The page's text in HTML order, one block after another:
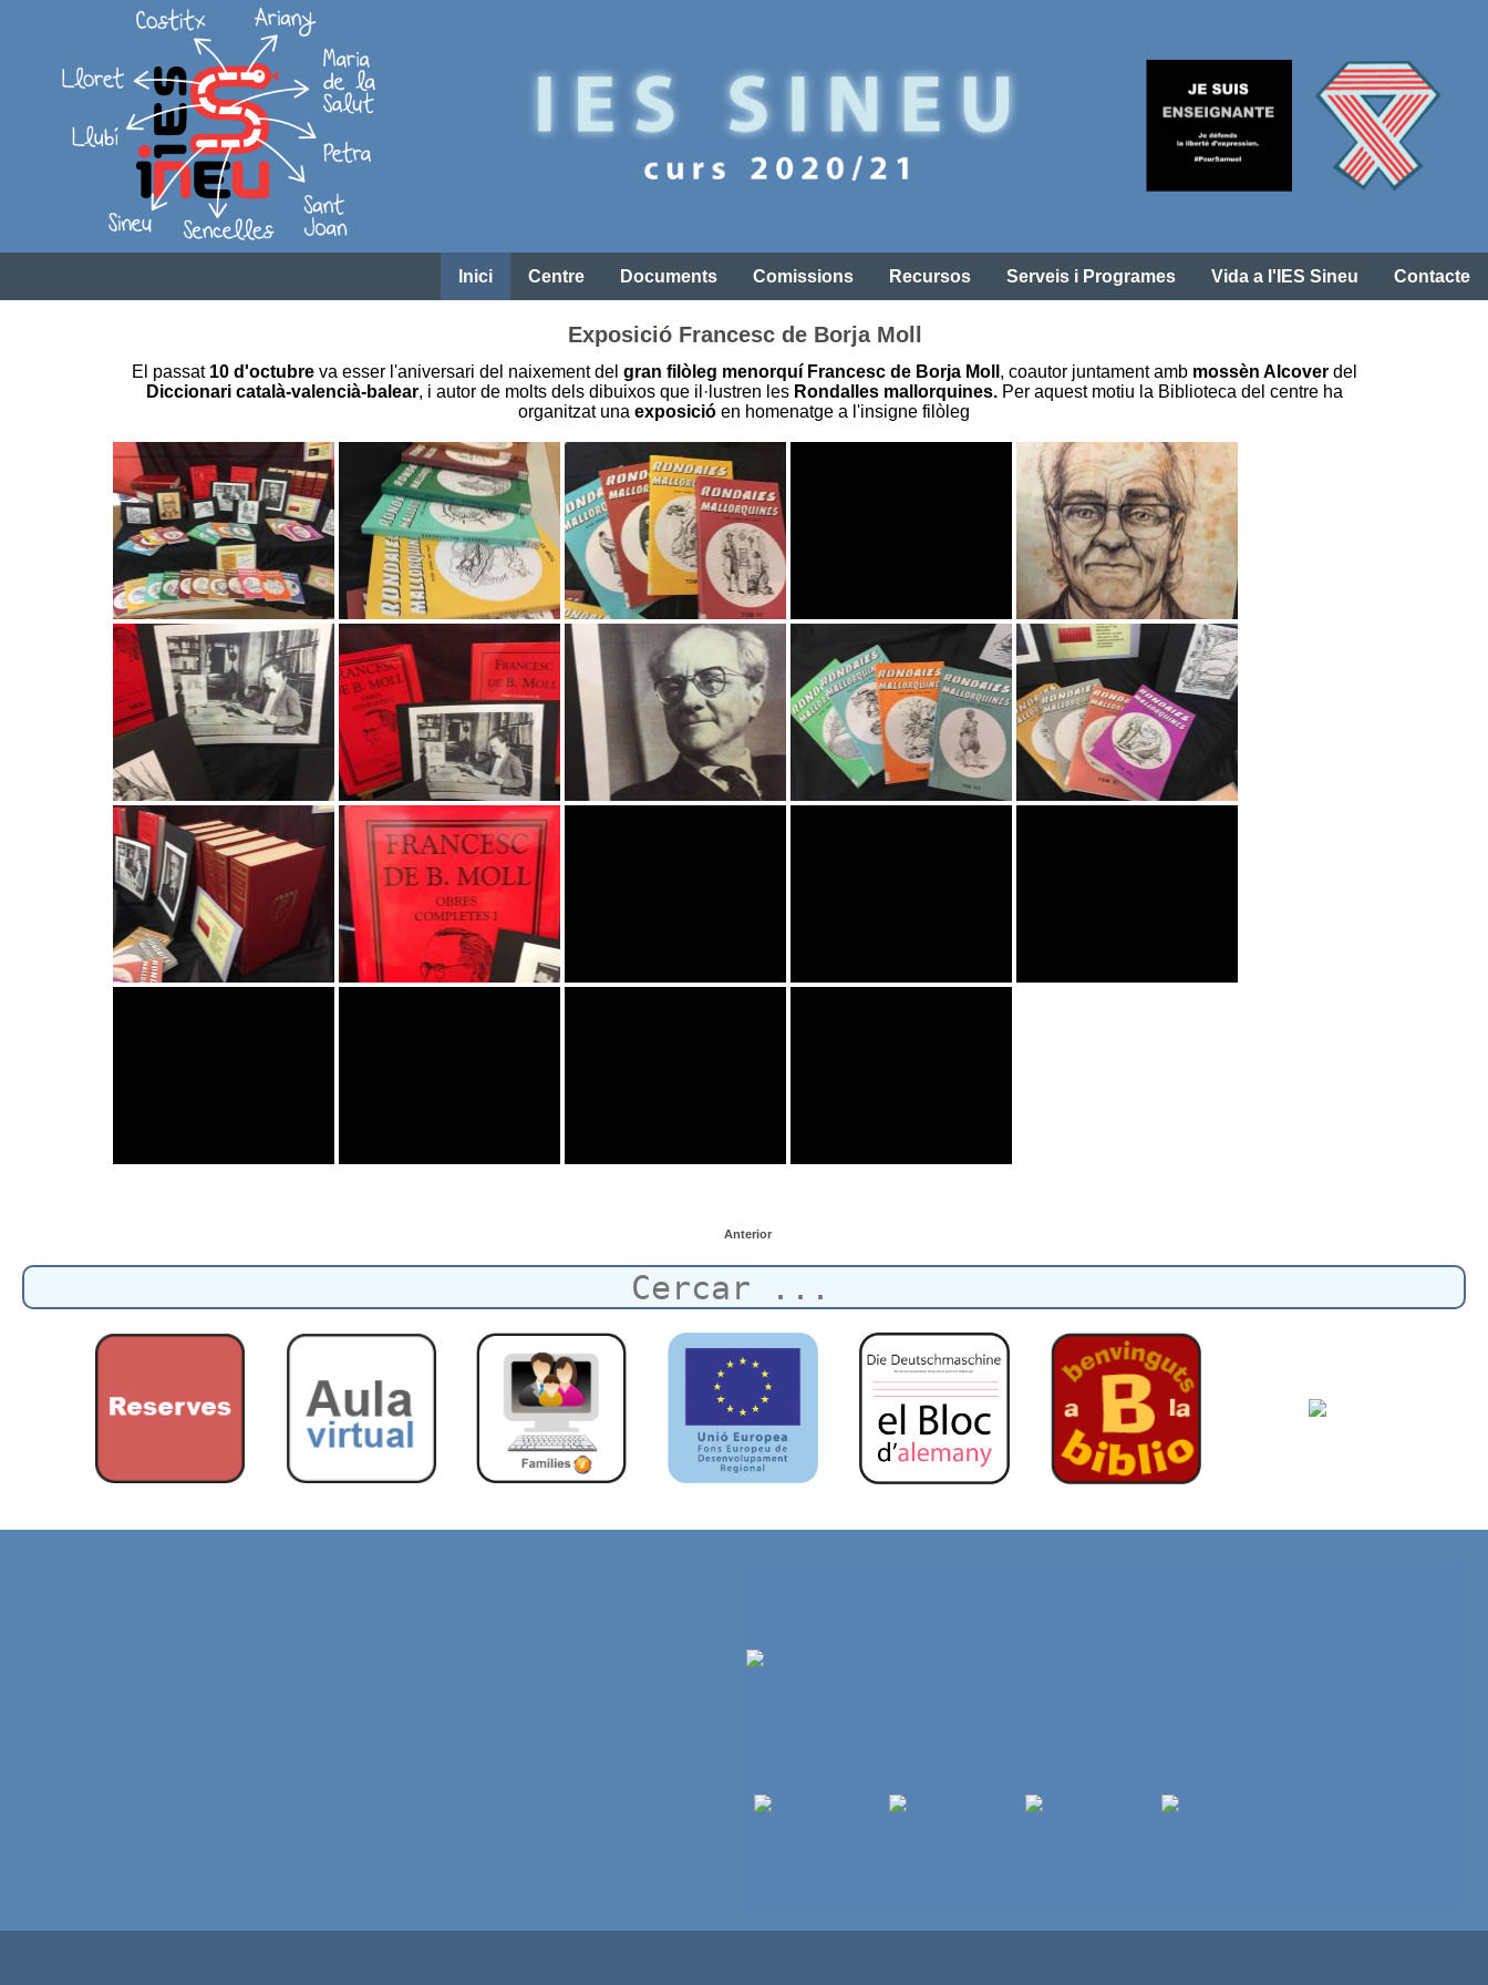
Contacte
Vida a l'IES Sineu
Serveis i Programes
Recursos
Comissions
Documents
Centre
Inici
Exposició Francesc de Borja Moll
El passat 10 d'octubreva esser l'aniversari del naixement del gran filòleg menorquí Francesc de Borja Moll , coautor juntament amb mossèn Alcoverdel
Diccionari català-valencià-balear, i autor de molts dels dibuixos que il·lustren les Rondalles mallorquines. Per aquest motiu la Biblioteca del centre ha
organitzat una exposició en homenatge a l'insigne filòleg
Anterior